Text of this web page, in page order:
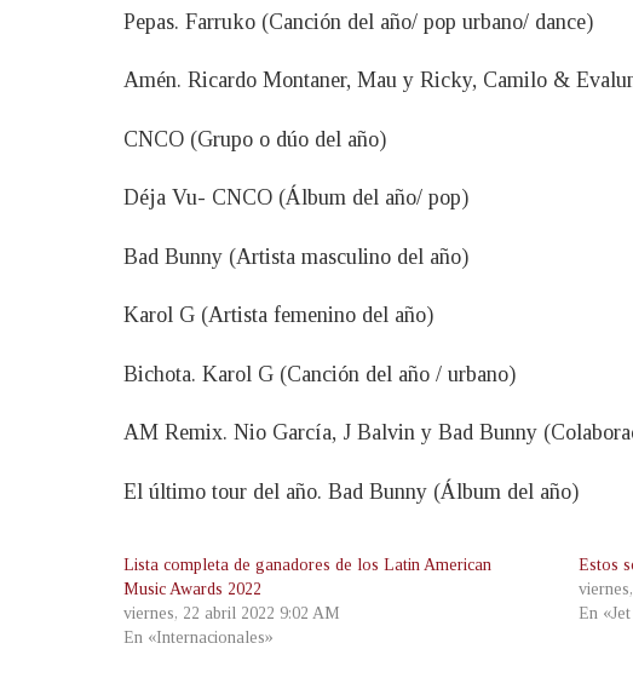
Pepas. Farruko (Canción del año/ pop urbano/ dance)
Amén. Ricardo Montaner, Mau y Ricky, Camilo &
CNCO (Grupo o dúo del año)
Déja Vu- CNCO (Álbum del año/ pop)
Bad Bunny (Artista masculino del año)
Karol G (Artista femenino del año)
Bichota. Karol G (Canción del año / urbano)
AM Remix. Nio García, J Balvin y Bad Bunny
El último tour del año. Bad Bunny (Álbum del año)
Lista completa de ganadores de los Latin American
Music Awards 2022
viernes, 22 abril 2022 9:02 AM
En «Internacionales»
Estos
En